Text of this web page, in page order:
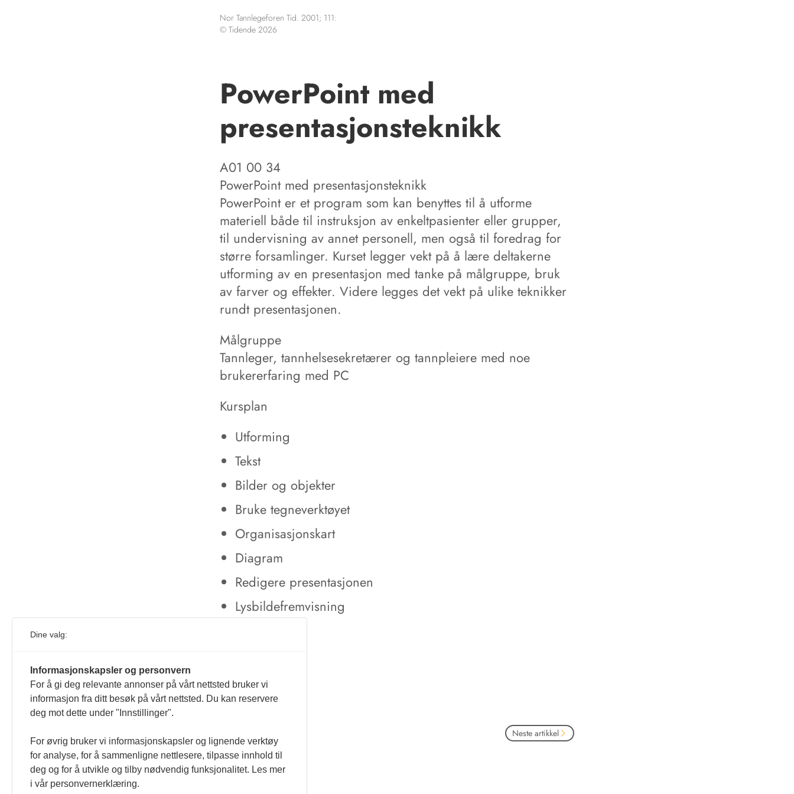
Nor Tannlegeforen Tid. 2001; 111:
© Tidende 2026
PowerPoint med
presentasjonsteknikk
A01 00 34
PowerPoint med presentasjonsteknikk
PowerPoint er et program som kan benyttes til å utforme
materiell både til instruksjon av enkeltpasienter eller grupper,
til undervisning av annet personell, men også til foredrag for
større forsamlinger. Kurset legger vekt på å lære deltakerne
utforming av en presentasjon med tanke på målgruppe, bruk
av farver og effekter. Videre legges det vekt på ulike teknikker
rundt presentasjonen.
Målgruppe
Tannleger, tannhelsesekretærer og tannpleiere med noe
brukererfaring med PC
Kursplan
Utforming
Tekst
Bilder og objekter
Bruke tegneverktøyet
Organisasjonskart
Diagram
Redigere presentasjonen
Lysbildefremvisning
Neste artikkel
Dine valg:
Informasjonskapsler og personvern
For å gi deg relevante annonser på vårt nettsted bruker vi
informasjon fra ditt besøk på vårt nettsted. Du kan reservere
deg mot dette under "Innstillinger".
For øvrig bruker vi informasjonskapsler og lignende verktøy
for analyse, for å sammenligne nettlesere, tilpasse innhold til
deg og for å utvikle og tilby nødvendig funksjonalitet. Les mer
i vår personvernerklæring.